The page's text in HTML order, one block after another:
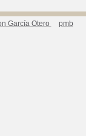
García Otero pmb